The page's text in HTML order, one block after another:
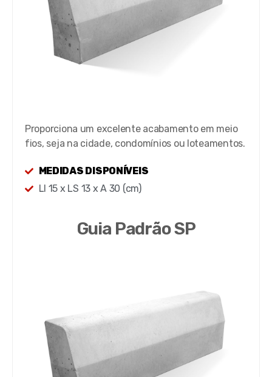
Proporciona um excelente acabamento em meio
fios, seja na cidade, condomínios ou loteamentos.
MEDIDAS DISPONÍVEIS
LI 15 x LS 13 x A 30 (cm)
Guia Padrão SP